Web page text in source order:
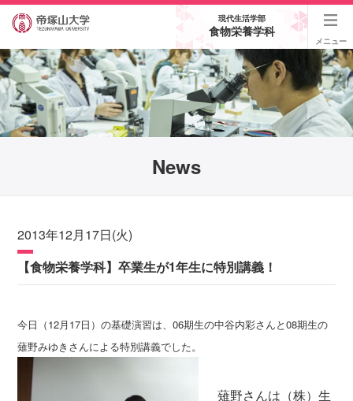
現代生活学部
食物栄養学科
メニュー
News
2013年12月17日(火)
【食物栄養学科】卒業生が1年生に特別講義！
今日（12月17日）の基礎演習は、06期生の中谷内彩さんと08期生の
薙野みゆきさんによる特別講義でした。
薙野さんは（株）生